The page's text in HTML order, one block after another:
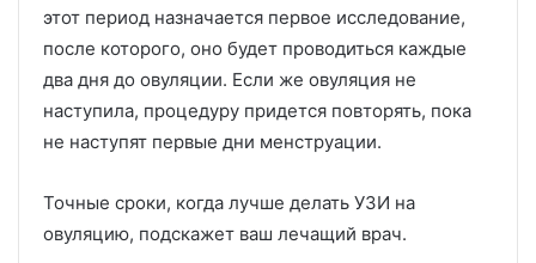
этот период назначается первое исследование,
после которого, оно будет проводиться каждые
два дня до овуляции. Если же овуляция не
наступила, процедуру придется повторять, пока
не наступят первые дни менструации.
Точные сроки, когда лучше делать УЗИ на
овуляцию, подскажет ваш лечащий врач.